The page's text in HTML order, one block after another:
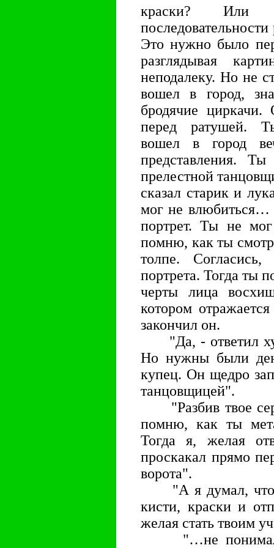
краски? Или
Это нужно было
разглядывая
неподалеку. Но не
вошел в город,
бродячие
перед ратушей.
вошел в город
представления.
прелестной
сказал старик и
мог не влюбиться…
портрет. Ты не
помню, как ты
толпе.
портрета. Тогда ты
черты лица
котором
закончил он.
"Да, - ответил
Но нужны были
купец. Он щедро
танцовщицей".
"Разбив твое
помню, как ты
Тогда я, желая
проскакал прямо
ворота".
"А я думал, что
кисти, краски и
желая стать твоим
"…не понимал,